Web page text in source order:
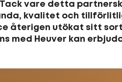
Tack vare detta
kvalitet och
återigen utökat sitt
med Heuver kan